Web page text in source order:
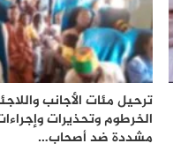
ترحيل مئات الأجانب
الخرطوم وتحذيرات
مشددة ضد أصحاب…